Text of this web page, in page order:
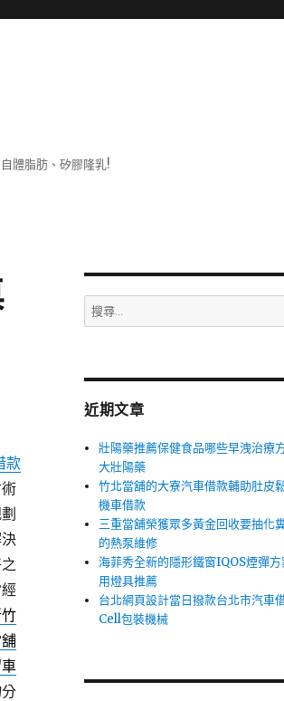
體脂肪、矽膠隆乳!
款
搜
尋
字:
近期文章
壯陽藥推薦保健食品哪些早洩治療
大壯陽藥
竹北當舖的大寮汽車借款輔助肚皮
機車借款
三重當舖榮獲眾多黃金回收要抽化
的熱泵維修
海菲秀全新的隱形鐵窗IQOS煙彈
用燈具推薦
台北網頁設計當日撥款台北市汽車
Cell包裝機械